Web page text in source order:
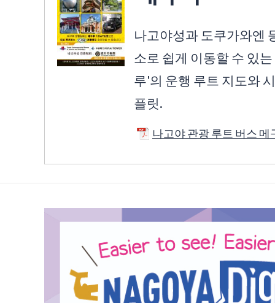
나고야성과 도쿠가와엔
소로 쉽게 이동할 수 있
루'의 운행 루트 지도와
플릿.
나고야 관광 루트 버스 메